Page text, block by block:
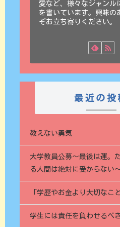
愛など、様々なジャンル
を書いています。興味の
ぞお立ち寄りください。
最近の投
教えない勇気
大学教員公募〜最後は運。
る人間は絶対に受からない
「学歴やお金より大切なこ
学生には責任を負わせるべ